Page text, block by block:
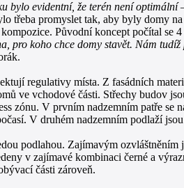
bylo evidentní, že terén není
třeba promyslet tak, aby byly domy
Původní koncept počítal se
pro koho chce domy stavět. Nám
regulativy místa. Z fasádních
ve vchodové části. Střechy budov
zónu. V prvním nadzemním patře se
V druhém nadzemním podlaží
podlahou. Zajímavým ozvláštněním
v zajímavé kombinaci černé a
části zároveň.